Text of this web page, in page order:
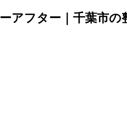
アフター｜千葉市の